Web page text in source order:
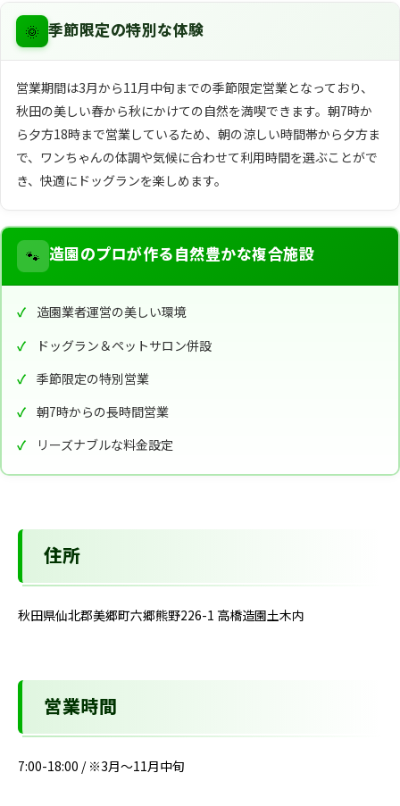
🌞 季節限定の特別な体験
営業期間は3月から11月中旬までの季節限定営業となっており、
秋田の美しい春から秋にかけての自然を満喫できます。朝7時か
ら夕方18時まで営業しているため、朝の涼しい時間帯から夕方ま
で、ワンちゃんの体調や気候に合わせて利用時間を選ぶことがで
き、快適にドッグランを楽しめます。
🐾 造園のプロが作る自然豊かな複合施設
造園業者運営の美しい環境
ドッグラン＆ペットサロン併設
季節限定の特別営業
朝7時からの長時間営業
リーズナブルな料金設定
住所
秋田県仙北郡美郷町六郷熊野226-1 高橋造園土木内
営業時間
7:00-18:00 / ※3月～11月中旬